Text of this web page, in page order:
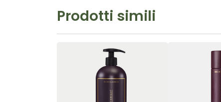
Prodotti simili